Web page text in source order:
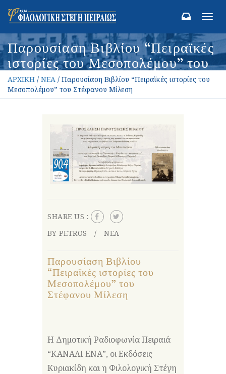
Παρουσίαση Βιβλίου “Πειραϊκές
ιστορίες του Μεσοπολέμου” του
Στέφανου Μίλεση
ΑΡΧΙΚΗ / ΝΕΑ / Παρουσίαση Βιβλίου “Πειραϊκές ιστορίες του
Μεσοπολέμου” του Στέφανου Μίλεση
SHARE US :
BY PETROS
ΝΕΑ
Παρουσίαση Βιβλίου
“Πειραϊκές ιστορίες του
Μεσοπολέμου” του
Στέφανου Μίλεση
Η Δημοτική Ραδιοφωνία Πειραιά
“ΚΑΝΑΛΙ ΕΝΑ”, οι Εκδόσεις
Κυριακίδη και η Φιλολογική Στέγη